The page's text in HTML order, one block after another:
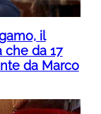
il
da 17
da Marco